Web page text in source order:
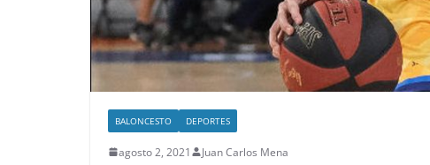
BALONCESTO DEPORTES
agosto 2, 2021 Juan Carlos Mena